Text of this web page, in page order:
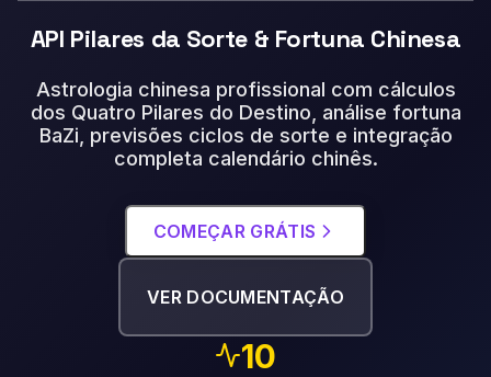
API Pilares da Sorte & Fortuna Chinesa
Astrologia chinesa profissional com cálculos
dos Quatro Pilares do Destino, análise fortuna
BaZi, previsões ciclos de sorte e integração
completa calendário chinês.
COMEÇAR GRÁTIS
VER DOCUMENTAÇÃO
10